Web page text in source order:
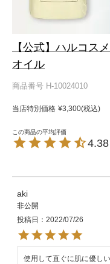
【公式】ハルコス
オイル
商品番号 H-10024010
当店特別価格 ¥3,300 税込
4.38
aki
非公開
投稿日
2022/07/26
使用して直ぐに肌に優し